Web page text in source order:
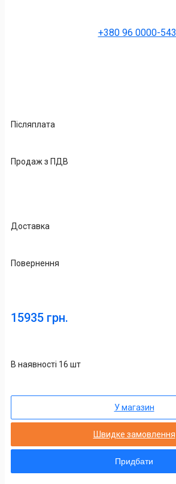
+380 96 0000-543
Післяплата
Продаж з ПДВ
Доставка
Повернення
15935 грн.
В наявності 16 шт
У магазин
Швидке замовлення
Придбати